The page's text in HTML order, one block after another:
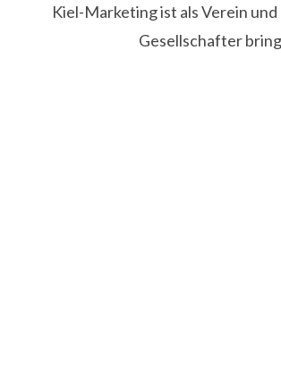
Kiel-Marketing ist als Verein
Gesellschafter